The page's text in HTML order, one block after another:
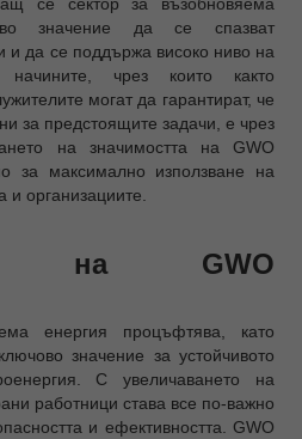
значение да се спазват
и да се поддържа високо ниво на
чрез които както
могат да гарантират, че
за предстоящите задачи, е чрез
на значимостта на GWO
за максимално използване на
и организациите.
на GWO
енергия процъфтява, като
значение за устойчивото
С увеличаването на
работници става все по-важно
и ефективността. GWO